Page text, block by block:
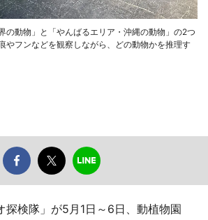
の動物」と「やんばるエリア・沖縄の動物」の2つ
やフンなどを観察しながら、どの動物かを推理す
探検隊」が5月1日～6日、動植物園